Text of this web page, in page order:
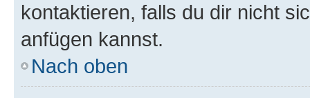
kontaktieren, falls du dir nicht
anfügen kannst.
Nach oben